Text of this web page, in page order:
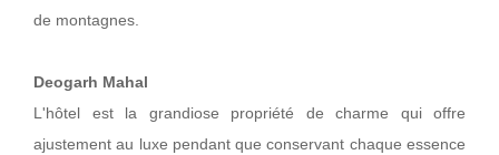
de montagnes.
Deogarh Mahal
L'hôtel est la grandiose propriété de charme qui offre
ajustement au luxe pendant que conservant chaque essence